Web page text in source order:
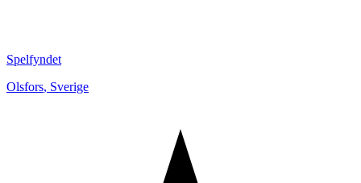
Spelfyndet
Olsfors, Sverige